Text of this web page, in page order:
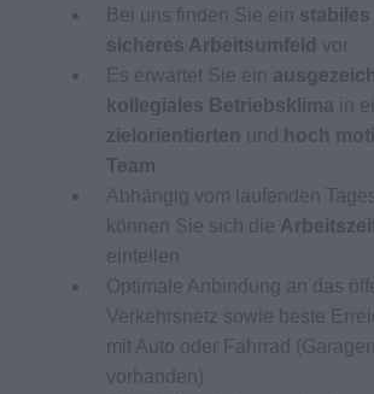
Bei uns finden Sie ein stabiles
sicheres Arbeitsumfeld vor
Es erwartet Sie ein
kollegiales Betriebsklima in
zielorientierten und
hoch
Team
Abhängig vom laufenden
können Sie sich die
einteilen
Optimale Anbindung an das
Verkehrsnetz sowie beste
mit Auto oder Fahrrad
vorhanden)